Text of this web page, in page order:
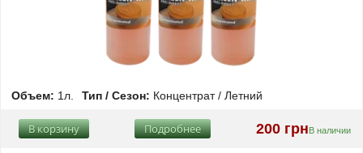
Объем: 1л. Тип / Сезон: Концентрат / Летний
200 грнВ наличии
Подробнее
В корзину